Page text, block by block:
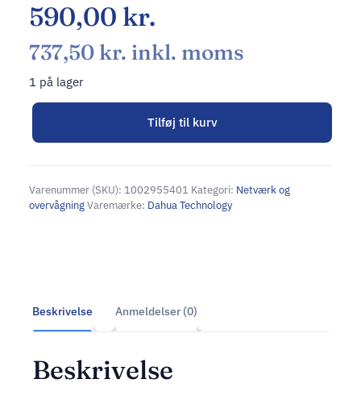
590,00 kr.
737,50 kr. inkl. moms
1 på lager
Tilføj til kurv
Alternative:
Varenummer (SKU): 1002955401 Kategori: Netværk og
overvågningVaremærke: Dahua Technology
Beskrivelse Anmeldelser (0)
Beskrivelse